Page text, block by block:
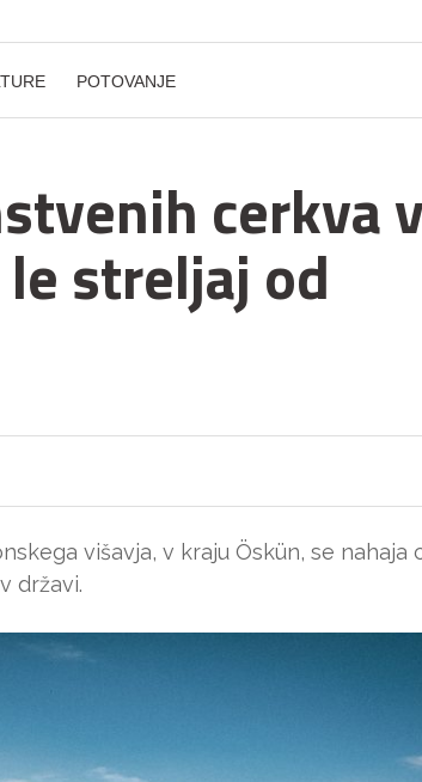
POTOVANJE
cerkva v
streljaj od
višavja, v kraju Öskün, se nahaja
državi.